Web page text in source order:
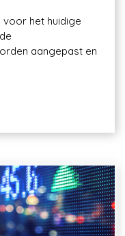
voor het huidige
aangepast en